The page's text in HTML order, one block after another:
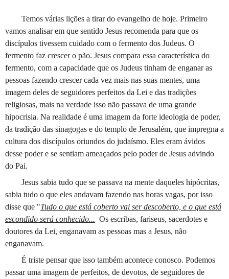
Temos várias lições a tirar do evangelho de hoje. Primeiro
vamos analisar em que sentido Jesus recomenda para que os
discípulos tivessem cuidado com o fermento dos Judeus. O
fermento faz crescer o pão. Jesus compara essa característica do
fermento, com a capacidade que os Judeus tinham de enganar as
pessoas fazendo crescer cada vez mais nas suas mentes, uma
imagem deles de seguidores perfeitos da Lei e das tradições
religiosas, mais na verdade isso não passava de uma grande
hipocrisia. Na realidade é uma imagem da forte ideologia de poder,
da tradição das sinagogas e do templo de Jerusalém, que impregna a
cultura dos discípulos oriundos do judaísmo. Eles eram ávidos
desse poder e se sentiam ameaçados pelo poder de Jesus advindo
do Pai.
Jesus sabia tudo que se passava na mente daqueles hipócritas,
sabia tudo o que eles andavam fazendo nas horas vagas, por isso
disse que "Tudo o que está coberto vai ser descoberto, e o que está
escondido será conhecido... Os escribas, fariseus, sacerdotes e
doutores da Lei, enganavam as pessoas mas a Jesus, não
enganavam.
É triste pensar que isso também acontece conosco. Podemos
passar uma imagem de perfeitos, de devotos, de seguidores de